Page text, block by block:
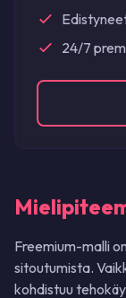
24/7
Freemium-malli
sitoutumista.
kohdistuu